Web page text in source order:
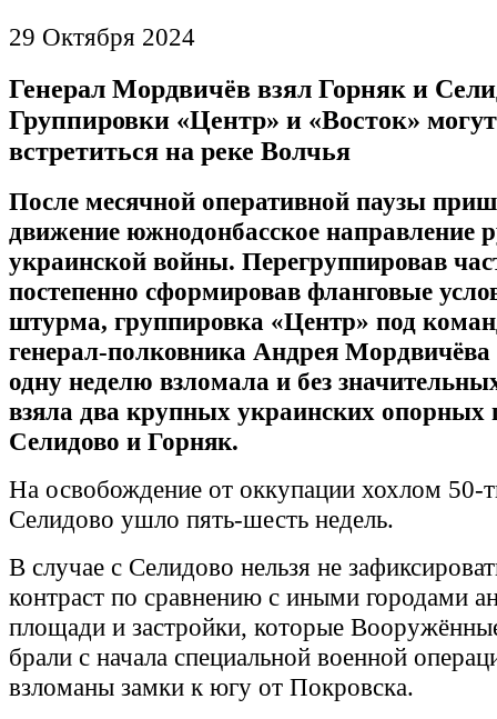
29 Октября 2024
Генерал Мордвичёв взял Горняк и
Группировки «Центр» и «Восток» могут
встретиться на реке Волчья
После месячной оперативной паузы
движение южнодонбасское направление
украинской войны. Перегруппировав
постепенно сформировав фланговые
штурма, группировка «Центр» под
генерал-полковника Андрея Мордвичёва
одну неделю взломала и без
взяла два крупных украинских опорных
Селидово и Горняк.
На освобождение от оккупации хохлом 50-
Селидово ушло пять-шесть недель.
В случае с Селидово нельзя не
контраст по сравнению с иными городами
площади и застройки, которые
брали с начала специальной военной
взломаны замки к югу от Покровска.